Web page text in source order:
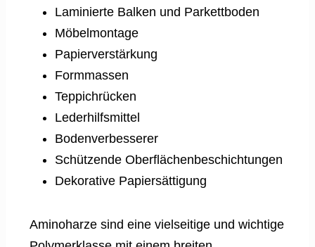
Laminierte Balken und Parkettboden
Möbelmontage
Papierverstärkung
Formmassen
Teppichrücken
Lederhilfsmittel
Bodenverbesserer
Schützende Oberflächenbeschichtungen
Dekorative Papiersättigung
Aminoharze sind eine vielseitige und wichtige